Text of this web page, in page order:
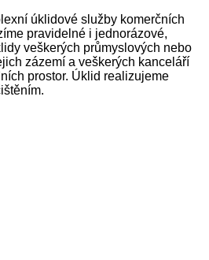
úklidové služby komerčních
pravidelné i jednorázové,
veškerých průmyslových nebo
zázemí a veškerých kanceláří
prostor. Úklid realizujeme